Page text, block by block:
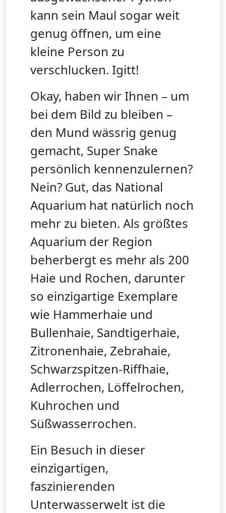
kann sein Maul sogar weit
genug öffnen, um eine
kleine Person zu
verschlucken. Igitt!
Okay, haben wir Ihnen – um
bei dem Bild zu bleiben –
den Mund wässrig genug
gemacht, Super Snake
persönlich kennenzulernen?
Nein? Gut, das National
Aquarium hat natürlich noch
mehr zu bieten. Als größtes
Aquarium der Region
beherbergt es mehr als 200
Haie und Rochen, darunter
so einzigartige Exemplare
wie Hammerhaie und
Bullenhaie, Sandtigerhaie,
Zitronenhaie, Zebrahaie,
Schwarzspitzen-Riffhaie,
Adlerrochen, Löffelrochen,
Kuhrochen und
Süßwasserrochen.
Ein Besuch in dieser
einzigartigen,
faszinierenden
Unterwasserwelt ist die